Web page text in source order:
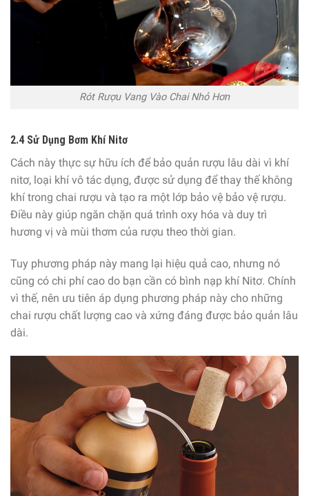
Rót Rượu Vang Vào Chai Nhỏ Hơn
2.4 Sử Dụng Bơm Khí Nitơ
Cách này thực sự hữu ích để bảo quản rượu lâu dài vì khí
nitơ, loại khí vô tác dụng, được sử dụng để thay thế không
khí trong chai rượu và tạo ra một lớp bảo vệ bảo vệ rượu.
Điều này giúp ngăn chặn quá trình oxy hóa và duy trì
hương vị và mùi thơm của rượu theo thời gian.
Tuy phương pháp này mang lại hiệu quả cao, nhưng nó
cũng có chi phí cao do bạn cần có bình nạp khí Nitơ. Chính
vì thế, nên ưu tiên áp dụng phương pháp này cho những
chai rượu chất lượng cao và xứng đáng được bảo quản lâu
dài.